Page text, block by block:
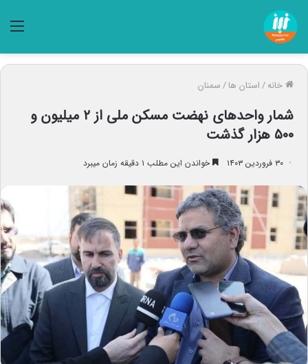
خانه/استان ها/سمنان
شمار واحدهای نهضت مسکن ملی از ۲ میلیون و
۵۰۰ هزار گذشت
۳۰ فروردین ۱۴۰۳ خواندن این مطلب ۱ دقیقه زمان میبرد